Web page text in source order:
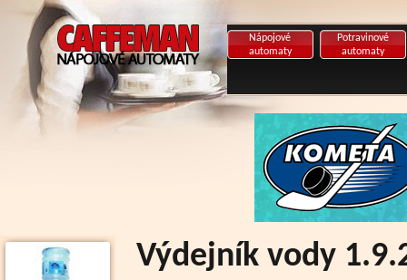
Nápojové
automaty
Potravinové
automaty
Výdejník vody